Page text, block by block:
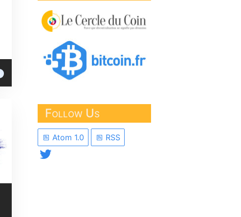
Follow Us
Atom 1.0 RSS